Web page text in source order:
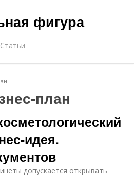
фигура
Статьи
план
идея.
допускается открывать